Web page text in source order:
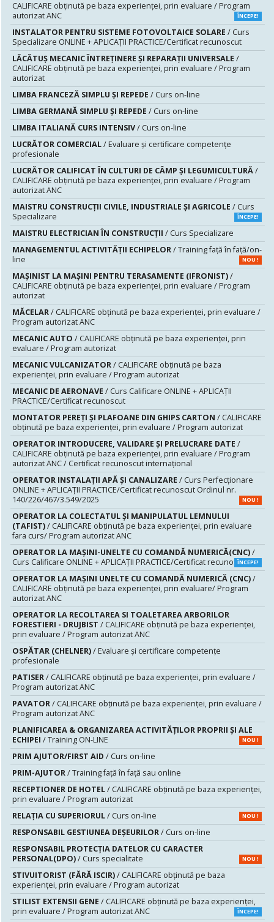
CALIFICARE obținută pe baza experienței, prin evaluare / Program
autorizat ANC
ÎNCEPE!
INSTALATOR PENTRU SISTEME FOTOVOLTAICE SOLARE / Curs
Specializare ONLINE + APLICAȚII PRACTICE/Certificat recunoscut
LĂCĂTUŞ MECANIC ÎNTREŢINERE ŞI REPARAŢII UNIVERSALE /
CALIFICARE obținută pe baza experienței, prin evaluare / Program
autorizat
LIMBA FRANCEZĂ SIMPLU ȘI REPEDE / Curs on-line
LIMBA GERMANĂ SIMPLU ȘI REPEDE / Curs on-line
LIMBA ITALIANĂ CURS INTENSIV/ Curs on-line
LUCRĂTOR COMERCIAL/ Evaluare şi certificare competenţe
profesionale
LUCRĂTOR CALIFICAT ÎN CULTURI DE CÂMP ȘI LEGUMICULTURĂ/
CALIFICARE obținută pe baza experienței, prin evaluare / Program
autorizat ANC
MAISTRU CONSTRUCŢII CIVILE, INDUSTRIALE ŞI AGRICOLE / Curs
Specializare
ÎNCEPE!
MAISTRU ELECTRICIAN ÎN CONSTRUCŢII / Curs Specializare
MANAGEMENTUL ACTIVITĂȚII ECHIPELOR/ Training față în față/on-
line
NOU !
MAŞINIST LA MAŞINI PENTRU TERASAMENTE (IFRONIST)/
CALIFICARE obținută pe baza experienței, prin evaluare / Program
autorizat
MĂCELAR/ CALIFICARE obținută pe baza experienței, prin evaluare /
Program autorizat ANC
MECANIC AUTO / CALIFICARE obținută pe baza experienței, prin
evaluare / Program autorizat
MECANIC VULCANIZATOR/ CALIFICARE obținută pe baza
experienței, prin evaluare / Program autorizat
MECANIC DE AERONAVE / Curs Calificare ONLINE + APLICAȚII
PRACTICE/Certificat recunoscut
MONTATOR PEREŢI ŞI PLAFOANE DIN GHIPS CARTON / CALIFICARE
obținută pe baza experienței, prin evaluare / Program autorizat
OPERATOR INTRODUCERE, VALIDARE ȘI PRELUCRARE DATE /
CALIFICARE obținută pe baza experienței, prin evaluare / Program
autorizat ANC / Certificat recunoscut internațional
OPERATOR INSTALAȚII APĂ ȘI CANALIZARE / Curs Perfecționare
ONLINE + APLICAȚII PRACTICE/Certificat recunoscut Ordinul nr.
140/226/467/3.549/2025
NOU !
OPERATOR LA COLECTATUL ȘI MANIPULATUL LEMNULUI
(TAFIST)/ CALIFICARE obținută pe baza experienței, prin evaluare
fara curs/ Program autorizat ANC
OPERATOR LA MAȘINI-UNELTE CU COMANDĂ NUMERICĂ(CNC)/
Curs Calificare ONLINE + APLICAȚII PRACTICE/Certificat recunoscutÎNCEPE!
OPERATOR LA MAŞINI UNELTE CU COMANDĂ NUMERICĂ (CNC)/
CALIFICARE obținută pe baza experienței, prin evaluare/ Program
autorizat ANC
OPERATOR LA RECOLTAREA SI TOALETAREA ARBORILOR
FORESTIERI - DRUJBIST / CALIFICARE obținută pe baza experienței,
prin evaluare / Program autorizat ANC
OSPĂTAR (CHELNER)/ Evaluare şi certificare competenţe
profesionale
PATISER/ CALIFICARE obținută pe baza experienței, prin evaluare /
Program autorizat ANC
PAVATOR/ CALIFICARE obținută pe baza experienței, prin evaluare /
Program autorizat ANC
PLANIFICAREA & ORGANIZAREA ACTIVITĂȚILOR PROPRII ȘI ALE
ECHIPEI / Training ON-LINE NOU !
PRIM AJUTOR/FIRST AID / Curs on-line
PRIM-AJUTOR/ Training față în față sau online
RECEPTIONER DE HOTEL/ CALIFICARE obținută pe baza experienței,
prin evaluare / Program autorizat
RELAȚIA CU SUPERIORUL/ Curs on-line NOU !
RESPONSABIL GESTIUNEA DEŞEURILOR/ Curs on-line
RESPONSABIL PROTECȚIA DATELOR CU CARACTER
PERSONAL(DPO)/ Curs specialitate NOU !
STIVUITORIST (FĂRĂ ISCIR)/ CALIFICARE obținută pe baza
experienței, prin evaluare / Program autorizat
STILIST EXTENSII GENE / CALIFICARE obținută pe baza experienței,
prin evaluare / Program autorizat ANC
ÎNCEPE!